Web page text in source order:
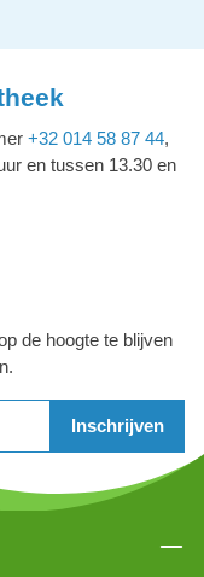
+32 014 58 87 44,
en tussen 13.30 en
de hoogte te blijven
Inschrijven